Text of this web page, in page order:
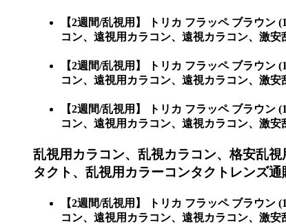
【2週間/乱視用】 トリカ フラッペ ブラウ
コン、遠視用カラコン、遠視カラコン、激
【2週間/乱視用】 トリカ フラッペ ブラウ
コン、遠視用カラコン、遠視カラコン、激
【2週間/乱視用】 トリカ フラッペ ブラウ
コン、遠視用カラコン、遠視カラコン、激
乱視用カラコン、乱視カラコン、格安乱
タクト、乱視用カラーコンタクトレンズ
【2週間/乱視用】 トリカ フラッペ ブラウ
コン、遠視用カラコン、遠視カラコン、激